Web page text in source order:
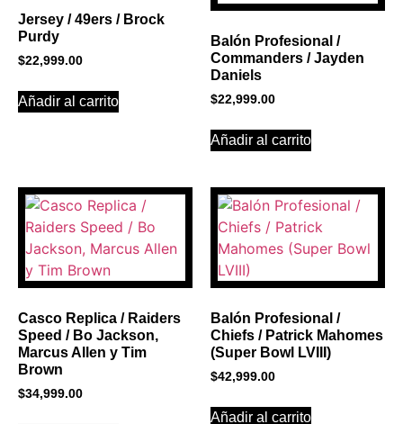
Jersey / 49ers / Brock
Purdy
$22,999.00
Añadir al carrito
Balón Profesional /
Commanders / Jayden
Daniels
$22,999.00
Añadir al carrito
Casco Replica / Raiders
Speed / Bo Jackson,
Marcus Allen y Tim
Brown
$34,999.00
Balón Profesional /
Chiefs / Patrick Mahomes
(Super Bowl LVIII)
$42,999.00
Añadir al carrito